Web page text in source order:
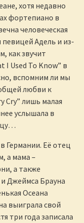
хотя недавно
фортепиано в
человеческая
Адель и из-
как звучит
I Used To Know” в
вспомним ли мы
любви к
Cry” лишь малая
услышала в
Германии. Её отец
а мама –
а также
Джеймса Брауна
Осеана
выиграла свой
три года записала